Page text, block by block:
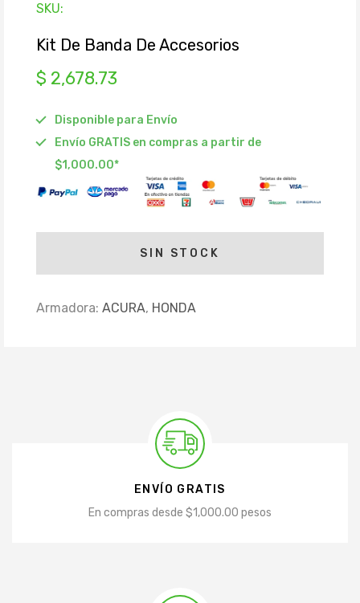
SKU:
Kit De Banda De Accesorios
$ 2,678.73
Disponible para Envío
Envío GRATIS en compras a partir de
$1,000.00*
SIN STOCK
Armadora: ACURA, HONDA
ENVÍO GRATIS
En compras desde $1,000.00 pesos